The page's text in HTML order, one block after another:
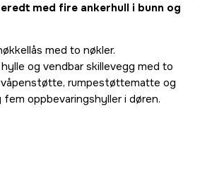
med fire ankerhull i bunn og
med to nøkler.
og vendbar skillevegg med to
rumpestøttematte og
oppbevaringshyller i døren.